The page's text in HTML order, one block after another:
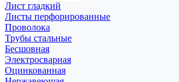
Лист гладкий
Листы перфорированные
Проволока
Трубы стальные
Бесшовная
Электросварная
Оцинкованная